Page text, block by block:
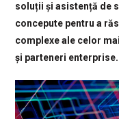
soluții și asistență de
concepute pentru a
complexe ale celor
și parteneri enterprise.